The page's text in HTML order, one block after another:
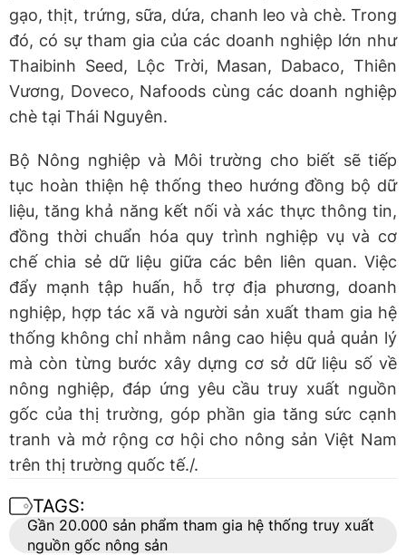
gạo, thịt, trứng, sữa, dứa, chanh leo và chè. Trong
đó, có sự tham gia của các doanh nghiệp lớn như
Thaibinh Seed, Lộc Trời, Masan, Dabaco, Thiên
Vương, Doveco, Nafoods cùng các doanh nghiệp
chè tại Thái Nguyên.
Bộ Nông nghiệp và Môi trường cho biết sẽ tiếp
tục hoàn thiện hệ thống theo hướng đồng bộ dữ
liệu, tăng khả năng kết nối và xác thực thông tin,
đồng thời chuẩn hóa quy trình nghiệp vụ và cơ
chế chia sẻ dữ liệu giữa các bên liên quan. Việc
đẩy mạnh tập huấn, hỗ trợ địa phương, doanh
nghiệp, hợp tác xã và người sản xuất tham gia hệ
thống không chỉ nhằm nâng cao hiệu quả quản lý
mà còn từng bước xây dựng cơ sở dữ liệu số về
nông nghiệp, đáp ứng yêu cầu truy xuất nguồn
gốc của thị trường, góp phần gia tăng sức cạnh
tranh và mở rộng cơ hội cho nông sản Việt Nam
trên thị trường quốc tế./.
TAGS:
Gần 20.000 sản phẩm tham gia hệ thống truy xuất
nguồn gốc nông sản